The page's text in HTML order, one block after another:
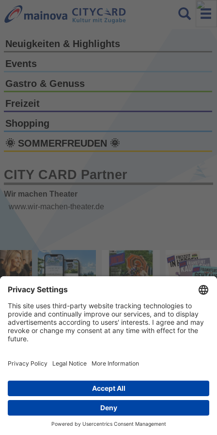
Neuigkeiten & Highlights
Events
Gastro & Genuss
Freizeit
Shopping
🌞 SOMMERFREUDEN 🌞
CITY CARD Partner
Wir machen Theater
www.wir-machen-theater.de
© 2023 k/c/e Marketing GmbH –Impressum